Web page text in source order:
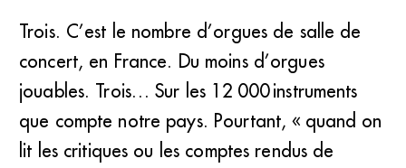
L’orgue de l’auditorium de Radio France (87 jeux et
5&#8201;320 tuyaux) est signé du facteur allemand
Gerhard Grenzing. (Radio France / Christophe
Abramowitz)
Trois. C’est le nombre d’orgues de salle de
concert, en France. Du moins d’orgues
jouables. Trois… Sur les 12 000 instruments
que compte notre pays. Pourtant, « quand on
lit les critiques ou les comptes rendus de